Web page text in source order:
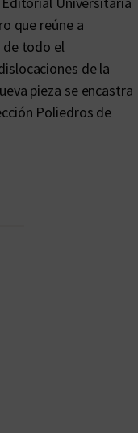
que reúne a
de todo el
de la
pieza se encastra
Poliedros de